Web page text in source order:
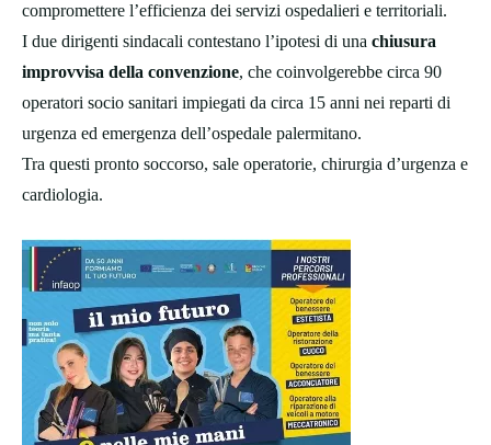
compromettere l’efficienza dei servizi ospedalieri e territoriali.
I due dirigenti sindacali contestano l’ipotesi di una chiusura
improvvisa della convenzione, che coinvolgerebbe circa 90
operatori socio sanitari impiegati da circa 15 anni nei reparti di
urgenza ed emergenza dell’ospedale palermitano.
Tra questi pronto soccorso, sale operatorie, chirurgia d’urgenza e
cardiologia.